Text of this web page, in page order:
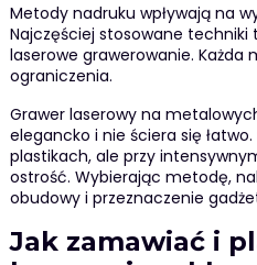
Metody nadruku wpływają na
Najczęściej stosowane
laserowe grawerowanie. Każda
ograniczenia.
Grawer laserowy na
elegancko i nie ściera się
plastikach, ale przy
ostrość. Wybierając metodę,
obudowy i przeznaczenie
Jak zamawiać i